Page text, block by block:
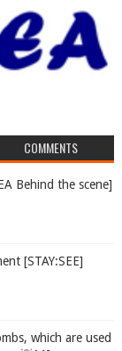
COMMENTS
Behind the scene]
[STAY:SEE]
which are used